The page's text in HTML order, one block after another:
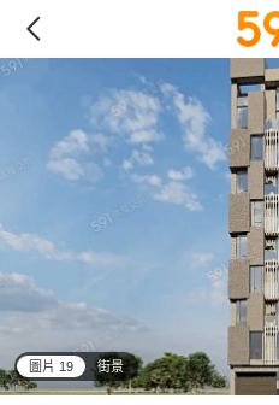
圖片 19 街景